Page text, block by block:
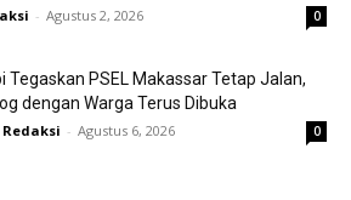
- Agustus 2, 2026 0
Tegaskan PSEL Makassar Tetap Jalan,
dengan Warga Terus Dibuka
- Agustus 6, 2026 0